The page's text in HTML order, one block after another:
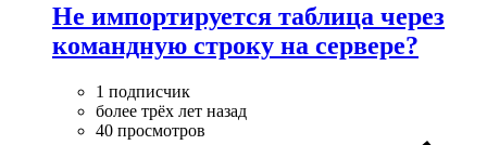
Не импортируется таблица через
командную строку на сервере?
1 подписчик
более трёх лет назад
40 просмотров